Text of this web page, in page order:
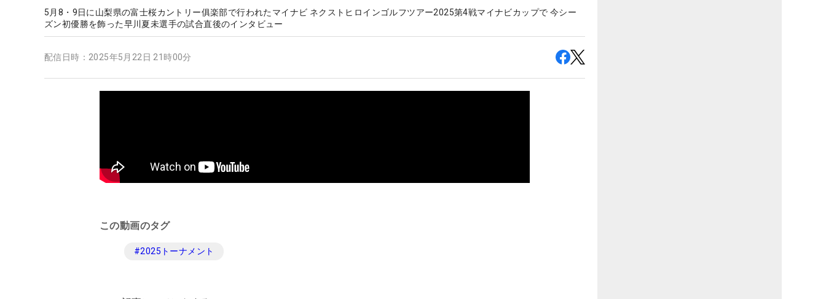
5月8・9日に山梨県の富士桜カントリー俱楽部で行われたマイナビ ネクストヒロインゴルフツアー2025第4戦マイナビカップで 今シー
ズン初優勝を飾った早川夏未選手の試合直後のインタビュー
配信日時： 2025年5月22日 21時00分
この動画のタグ
#2025トーナメント